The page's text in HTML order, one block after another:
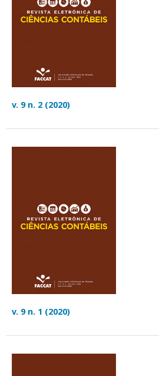
v. 9 n. 2 (2020)
v. 9 n. 1 (2020)